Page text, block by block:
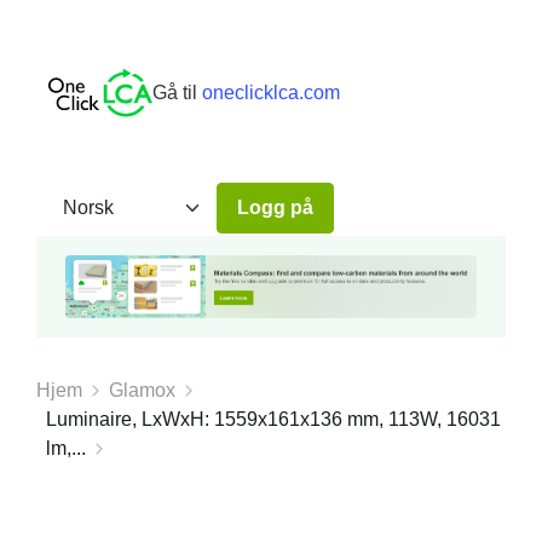
Gå til oneclicklca.com
Logg på
Hjem
Glamox
Luminaire, LxWxH: 1559x161x136 mm, 113W, 16031
lm,...